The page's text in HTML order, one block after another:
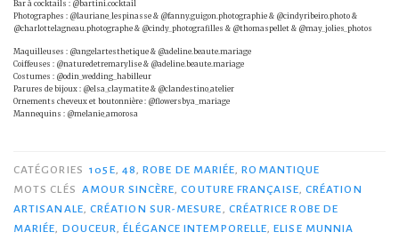
Bar à cocktails : @bartini.cocktail
Photographes : @lauriane_lespinasse & @fanny.guigon.photographie & @cindyribeiro.photo &
@charlottelagneau.photographe & @cindy_photografilles & @thomaspellet & @may_jolies_photos
Maquilleuses : @angelartesthetique & @adeline.beaute.mariage
Coiffeuses : @naturedetremarylise & @adeline.beaute.mariage
Costumes : @odin_wedding_habilleur
Parures de bijoux : @elsa_claymatite & @clandestino_atelier
Ornements cheveux et boutonnière : @flowersbya_mariage
Mannequins : @melanie_amorosa
CATÉGORIES 105E, 48,ROBE DE MARIÉE,ROMANTIQUE
MOTS CLÉS AMOUR SINCÈRE,COUTURE FRANÇAISE, CRÉATION
ARTISANALE, CRÉATION SUR-MESURE, CRÉATRICE ROBE DE
MARIÉE, DOUCEUR,ÉLÉGANCE INTEMPORELLE,ELISE MUNNIA